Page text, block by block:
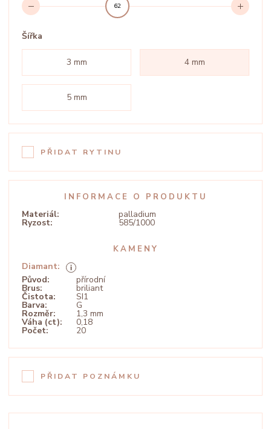
62
Šířka
3 mm 4 mm
5 mm
PŘIDAT RYTINU
INFORMACE O PRODUKTU
Materiál: palladium
Ryzost: 585/1000
KAMENY
Diamant:
Původ:
přírodní
Brus: briliant
Čistota: SI1
Barva: G
Rozměr: 1,3 mm
Váha (ct): 0,18
Počet: 20
PŘIDAT POZNÁMKU